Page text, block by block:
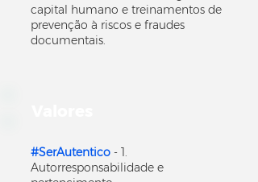
capital humano e treinamentos de
prevenção à riscos e fraudes
documentais.
#SerAutentico - 1.
Autorresponsabilidade e